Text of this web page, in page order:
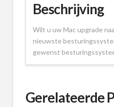
Beschrijving
Wilt u uw Mac upgrade
nieuwste
gewenst
Gerelateerde